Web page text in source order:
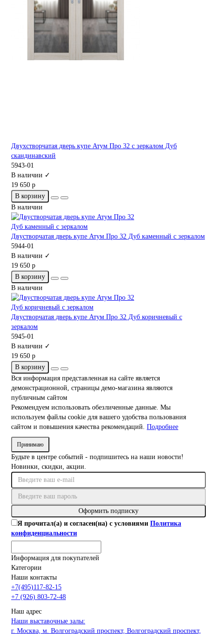
Двухстворчатая дверь купе Атум Про 32 с зеркалом Дуб
скандинавский
5943-01
В наличии ✓
19 650 р
В корзину
В наличии
Двустворчатая дверь купе Атум Про 32 Дуб каменный с зеркалом
5944-01
В наличии ✓
19 650 р
В корзину
В наличии
Двустворчатая дверь купе Атум Про 32 Дуб коричневый с
зеркалом
5945-01
В наличии ✓
19 650 р
В корзину
Вся информация представленная на сайте является
демонстрационной, страницы демо-магазина являются
публичным сайтом
Рекомендуем использовать обезличенные данные. Мы
используем файлы cookie для вашего удобства пользования
сайтом и повышения качества рекомендаций. Подробнее
Принимаю
Будьте в центре событий - подпишитесь на наши новости!
Новинки, скидки, акции.
Оформить подписку
Я прочитал(а) и согласен(на) с условиями Политика
конфиденциальности
Информация для покупателей
Категории
Наши контакты
+7(495)117-82-15
+7 (926) 803-72-48
Наш адрес
Наши выставочные залы:
г. Москва, м. Волгоградский проспект, Волгоградский проспект,